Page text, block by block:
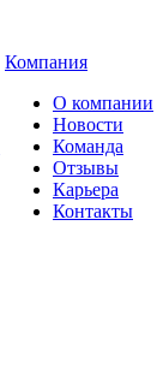
Компания
О компании
Новости
Команда
Отзывы
Карьера
Контакты